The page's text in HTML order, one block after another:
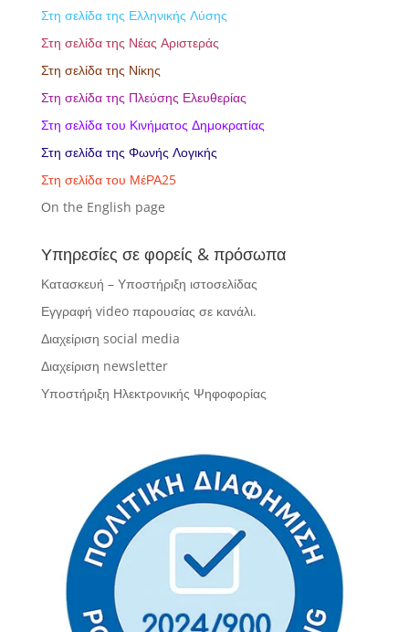
Στη σελίδα της Ελληνικής Λύσης
Στη σελίδα της Νέας Αριστεράς
Στη σελίδα της Νίκης
Στη σελίδα της Πλεύσης Ελευθερίας
Στη σελίδα του Κινήματος Δημοκρατίας
Στη σελίδα της Φωνής Λογικής
Στη σελίδα του ΜέΡΑ25
Οn the English page
Υπηρεσίες σε φορείς & πρόσωπα
Κατασκευή – Υποστήριξη ιστοσελίδας
Εγγραφή video παρουσίας σε κανάλι.
Διαχείριση social media
Διαχείριση newsletter
Υποστήριξη Ηλεκτρονικής Ψηφοφορίας